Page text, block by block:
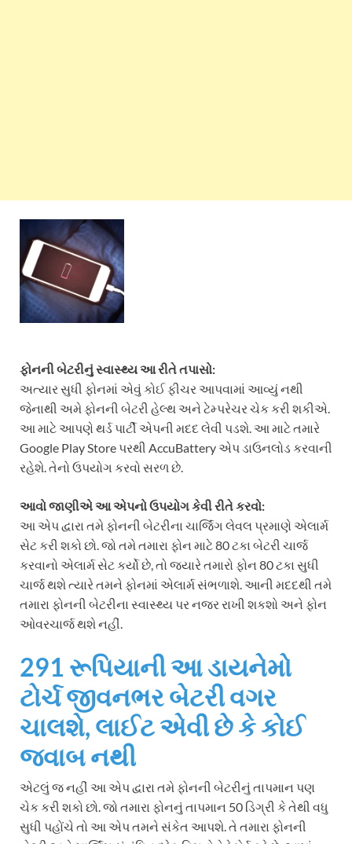
ફોનની બેટરીનું સ્વાસ્થ્ય આ રીતે તપાસો:
અત્યાર સુધી ફોનમાં એવું કોઈ ફીચર આપવામાં આવ્યું નથી
જેનાથી અમે ફોનની બેટરી હેલ્થ અને ટેમ્પરેચર ચેક કરી શકીએ.
આ માટે આપણે થર્ડ પાર્ટી એપની મદદ લેવી પડશે. આ માટે તમારે
Google Play Store પરથી AccuBattery એપ ડાઉનલોડ કરવાની
રહેશે. તેનો ઉપયોગ કરવો સરળ છે.
આવો જાણીએ આ એપનો ઉપયોગ કેવી રીતે કરવો:
આ એપ દ્વારા તમે ફોનની બેટરીના ચાર્જિંગ લેવલ પ્રમાણે એલાર્મ
સેટ કરી શકો છો. જો તમે તમારા ફોન માટે 80 ટકા બેટરી ચાર્જ
કરવાનો એલાર્મ સેટ કર્યો છે, તો જ્યારે તમારો ફોન 80 ટકા સુધી
ચાર્જ થશે ત્યારે તમને ફોનમાં એલાર્મ સંભળાશે. આની મદદથી તમે
તમારા ફોનની બેટરીના સ્વાસ્થ્ય પર નજર રાખી શકશો અને ફોન
ઓવરચાર્જ થશે નહીં.
291 રૂપિયાની આ ડાયનેમો
ટોર્ચ જીવનભર બેટરી વગર
ચાલશે, લાઈટ એવી છે કે કોઈ
જવાબ નથી
એટલું જ નહીં આ એપ દ્વારા તમે ફોનની બેટરીનું તાપમાન પણ
ચેક કરી શકો છો. જો તમારા ફોનનું તાપમાન 50 ડિગ્રી કે તેથી વધુ
સુધી પહોંચે તો આ એપ તમને સંકેત આપશે. તે તમારા ફોનની